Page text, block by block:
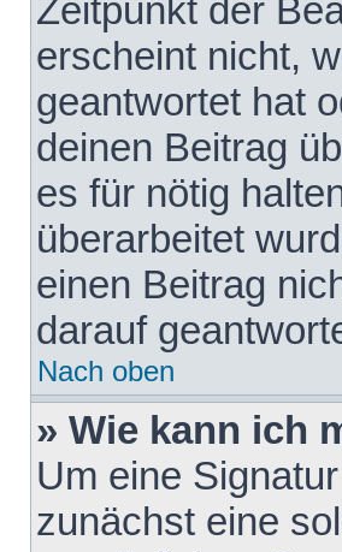
Zeitpunkt der
erscheint nicht,
geantwortet hat
deinen Beitrag
es für nötig
überarbeitet
einen Beitrag
darauf
Nach oben
» Wie kann ich
Um eine
zunächst eine